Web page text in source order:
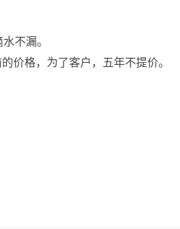
不漏。
价格，为了客户，五年不提价。